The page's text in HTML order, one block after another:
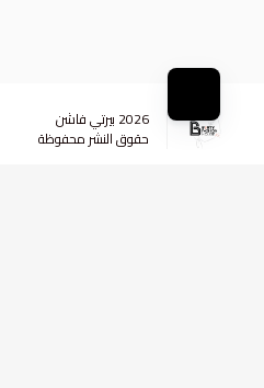
2026 بيرتي فاشن
حقوق النشر محفوظة